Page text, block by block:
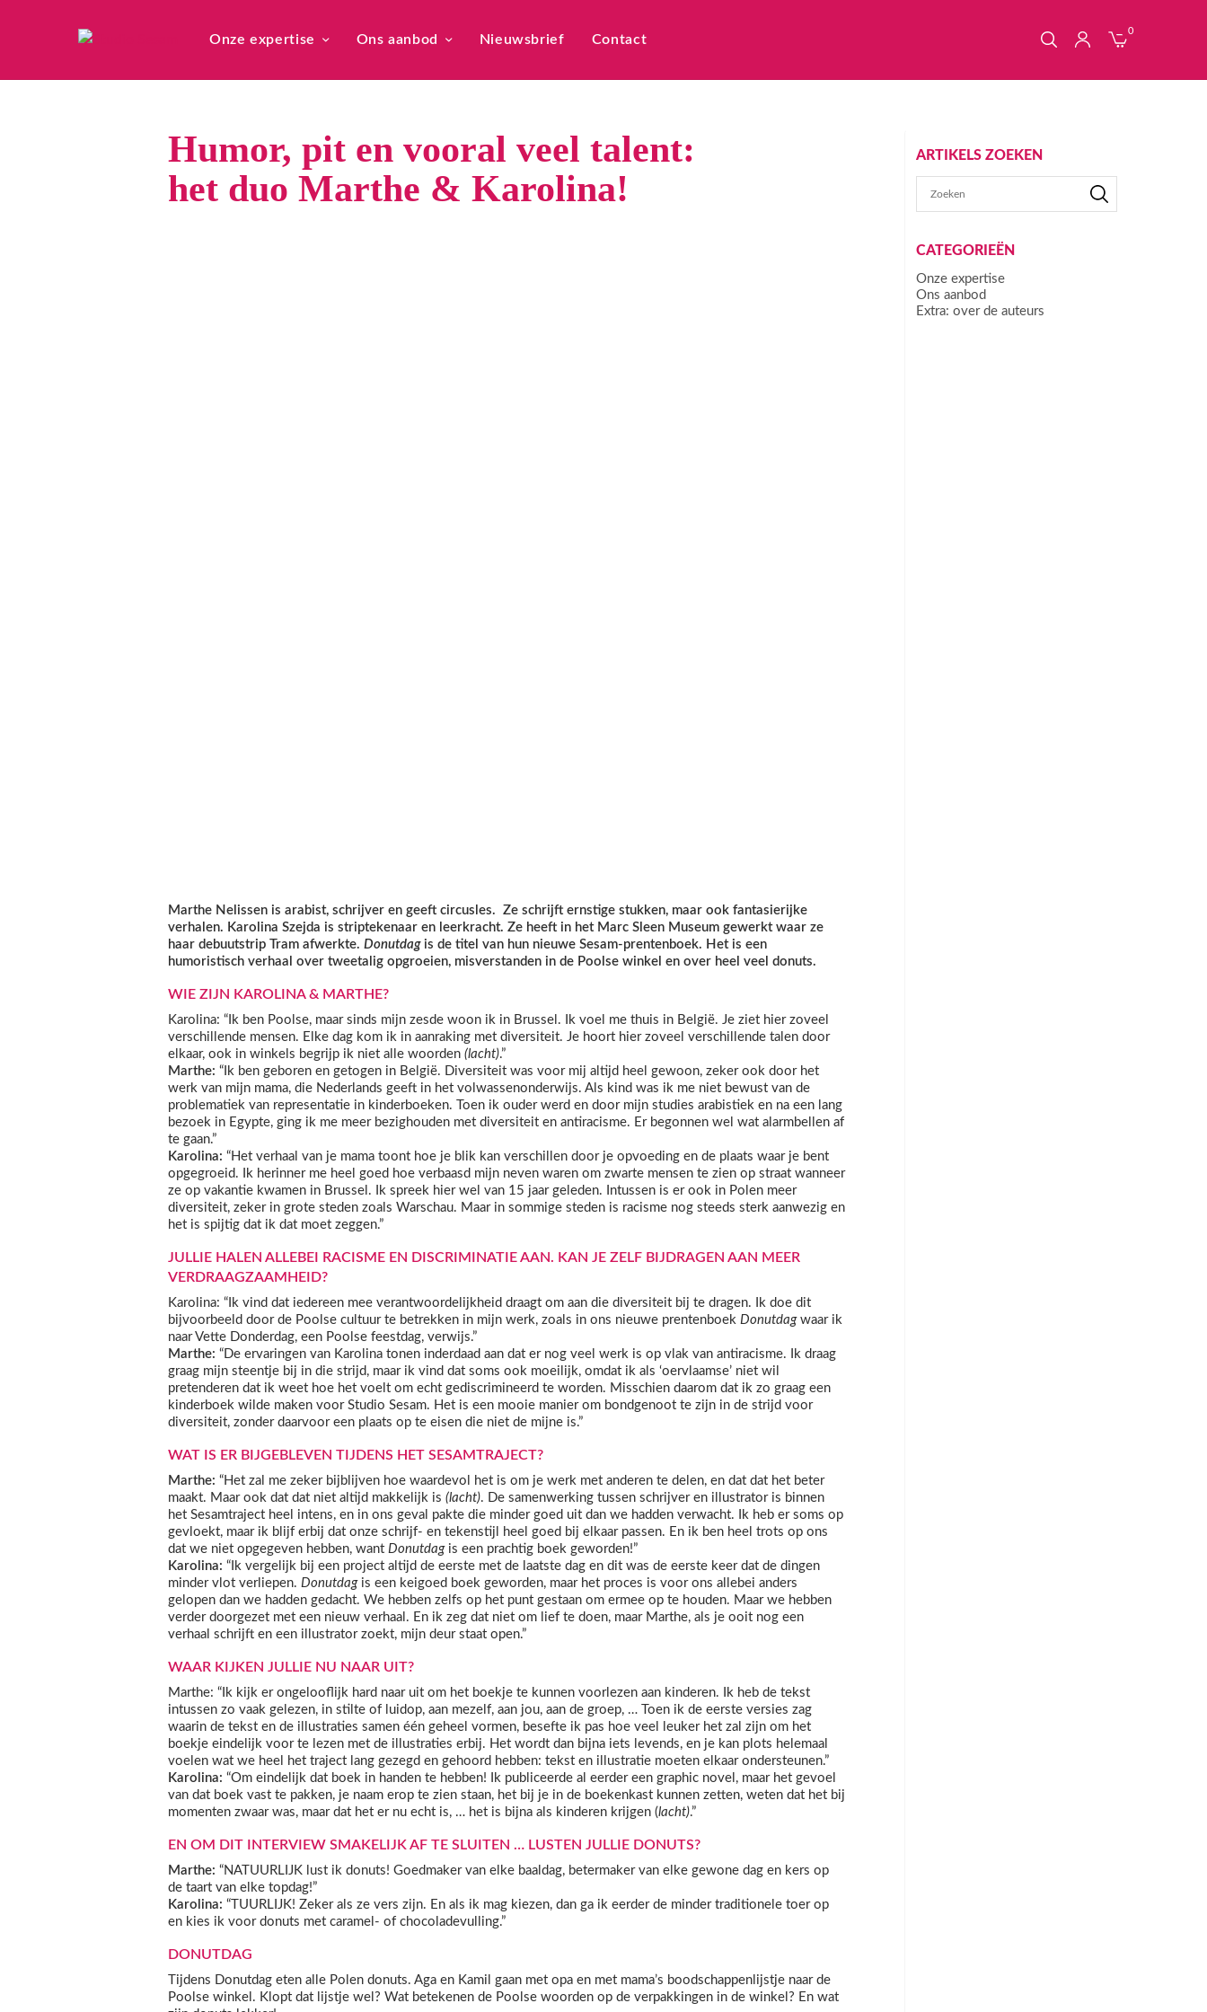
Onze expertise Ons aanbod Nieuwsbrief Contact
0
Humor, pit en vooral veel talent:
het duo Marthe & Karolina!
Marthe Nelissen is arabist, schrijver en geeft circusles. Ze schrijft ernstige stukken, maar ook fantasierijke
verhalen. Karolina Szejda is striptekenaar en leerkracht. Ze heeft in het Marc Sleen Museum gewerkt waar ze
haar debuutstrip Tram afwerkte.Donutdagis de titel van hun nieuwe Sesam-prentenboek. Het is een
humoristisch verhaal over tweetalig opgroeien, misverstanden in de Poolse winkel en over heel veel donuts.
WIE ZIJN KAROLINA & MARTHE?
Karolina: “Ik ben Poolse, maar sinds mijn zesde woon ik in Brussel. Ik voel me thuis in België. Je ziet hier zoveel
verschillende mensen. Elke dag kom ik in aanraking met diversiteit. Je hoort hier zoveel verschillende talen door
elkaar, ook in winkels begrijp ik niet alle woorden(lacht).”
Marthe: “Ik ben geboren en getogen in België. Diversiteit was voor mij altijd heel gewoon, zeker ook door het
werk van mijn mama, die Nederlands geeft in het volwassenonderwijs. Als kind was ik me niet bewust van de
problematiek van representatie in kinderboeken. Toen ik ouder werd en door mijn studies arabistiek en na een lang
bezoek in Egypte, ging ik me meer bezighouden met diversiteit en antiracisme. Er begonnen wel wat alarmbellen af
te gaan.”
Karolina: “Het verhaal van je mama toont hoe je blik kan verschillen door je opvoeding en de plaats waar je bent
opgegroeid. Ik herinner me heel goed hoe verbaasd mijn neven waren om zwarte mensen te zien op straat wanneer
ze op vakantie kwamen in Brussel. Ik spreek hier wel van 15 jaar geleden. Intussen is er ook in Polen meer
diversiteit, zeker in grote steden zoals Warschau. Maar in sommige steden is racisme nog steeds sterk aanwezig en
het is spijtig dat ik dat moet zeggen.”
JULLIE HALEN ALLEBEI RACISME EN DISCRIMINATIE AAN. KAN JE ZELF BIJDRAGEN AAN MEER
VERDRAAGZAAMHEID?
Karolina: “Ik vind dat iedereen mee verantwoordelijkheid draagt om aan die diversiteit bij te dragen. Ik doe dit
bijvoorbeeld door de Poolse cultuur te betrekken in mijn werk, zoals in ons nieuwe prentenboekDonutdagwaar ik
naar Vette Donderdag, een Poolse feestdag, verwijs.”
Marthe: “De ervaringen van Karolina tonen inderdaad aan dat er nog veel werk is op vlak van antiracisme. Ik draag
graag mijn steentje bij in die strijd, maar ik vind dat soms ook moeilijk, omdat ik als ‘oervlaamse’ niet wil
pretenderen dat ik weet hoe het voelt om echt gediscrimineerd te worden. Misschien daarom dat ik zo graag een
kinderboek wilde maken voor Studio Sesam. Het is een mooie manier om bondgenoot te zijn in de strijd voor
diversiteit, zonder daarvoor een plaats op te eisen die niet de mijne is.”
WAT IS ER BIJGEBLEVEN TIJDENS HET SESAMTRAJECT?
Marthe: “Het zal me zeker bijblijven hoe waardevol het is om je werk met anderen te delen, en dat dat het beter
maakt. Maar ook dat dat niet altijd makkelijk is(lacht). De samenwerking tussen schrijver en illustrator is binnen
het Sesamtraject heel intens, en in ons geval pakte die minder goed uit dan we hadden verwacht. Ik heb er soms op
gevloekt, maar ik blijf erbij dat onze schrijf- en tekenstijl heel goed bij elkaar passen. En ik ben heel trots op ons
dat we niet opgegeven hebben, wantDonutdagis een prachtig boek geworden!”
Karolina: “Ik vergelijk bij een project altijd de eerste met de laatste dag en dit was de eerste keer dat de dingen
minder vlot verliepen.Donutdagis een keigoed boek geworden, maar het proces is voor ons allebei anders
gelopen dan we hadden gedacht. We hebben zelfs op het punt gestaan om ermee op te houden. Maar we hebben
verder doorgezet met een nieuw verhaal. En ik zeg dat niet om lief te doen, maar Marthe, als je ooit nog een
verhaal schrijft en een illustrator zoekt, mijn deur staat open.”
WAAR KIJKEN JULLIE NU NAAR UIT?
Marthe: “Ik kijk er ongelooflijk hard naar uit om het boekje te kunnen voorlezen aan kinderen. Ik heb de tekst
intussen zo vaak gelezen, in stilte of luidop, aan mezelf, aan jou, aan de groep, … Toen ik de eerste versies zag
waarin de tekst en de illustraties samen één geheel vormen, besefte ik pas hoe veel leuker het zal zijn om het
boekje eindelijk voor te lezen met de illustraties erbij. Het wordt dan bijna iets levends, en je kan plots helemaal
voelen wat we heel het traject lang gezegd en gehoord hebben: tekst en illustratie moeten elkaar ondersteunen.”
Karolina: “Om eindelijk dat boek in handen te hebben! Ik publiceerde al eerder een graphic novel, maar het gevoel
van dat boek vast te pakken, je naam erop te zien staan, het bij je in de boekenkast kunnen zetten, weten dat het bij
momenten zwaar was, maar dat het er nu echt is, … het is bijna als kinderen krijgen (lacht).”
EN OM DIT INTERVIEW SMAKELIJK AF TE SLUITEN … LUSTEN JULLIE DONUTS?
Marthe: “NATUURLIJK lust ik donuts! Goedmaker van elke baaldag, betermaker van elke gewone dag en kers op
de taart van elke topdag!”
Karolina: “TUURLIJK! Zeker als ze vers zijn. En als ik mag kiezen, dan ga ik eerder de minder traditionele toer op
en kies ik voor donuts met caramel- of chocoladevulling.”
DONUTDAG
Tijdens Donutdag eten alle Polen donuts. Aga en Kamil gaan met opa en met mama’s boodschappenlijstje naar de
Poolse winkel. Klopt dat lijstje wel? Wat betekenen de Poolse woorden op de verpakkingen in de winkel? En wat
ARTIKELS ZOEKEN
CATEGORIEËN
Onze expertise
Ons aanbod
Extra: over de auteurs